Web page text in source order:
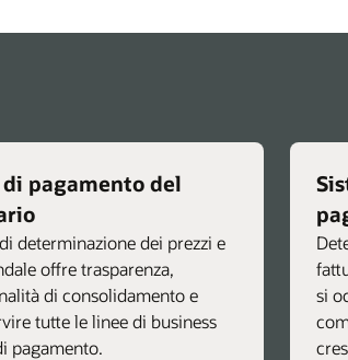
pagamento del
determinazione dei prezzi e
offre trasparenza,
di consolidamento e
tutte le linee di business
pagamento.
si